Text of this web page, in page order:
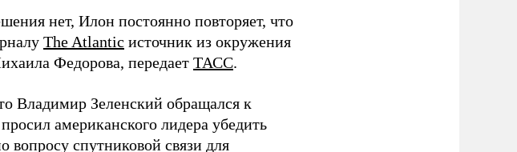
нет, Илон постоянно повторяет, что
The Atlantic источник из окружения
Федорова, передает ТАСС.
Владимир Зеленский обращался к
американского лидера убедить
вопросу спутниковой связи для